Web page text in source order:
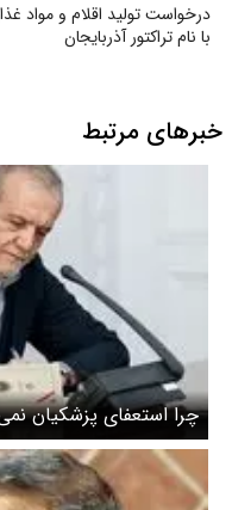
درخواست تولید اقلام و مواد
با نام تراکتور آذربایجان
خبرهای مرتبط
چرا استعفای پزشکیان